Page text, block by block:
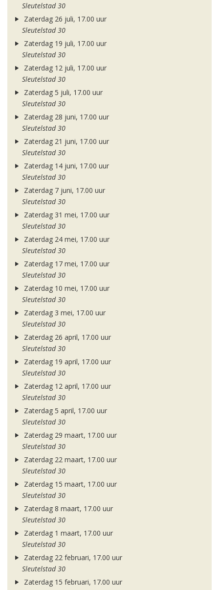
Sleutelstad 30
Zaterdag 26 juli, 17.00 uur
Sleutelstad 30
Zaterdag 19 juli, 17.00 uur
Sleutelstad 30
Zaterdag 12 juli, 17.00 uur
Sleutelstad 30
Zaterdag 5 juli, 17.00 uur
Sleutelstad 30
Zaterdag 28 juni, 17.00 uur
Sleutelstad 30
Zaterdag 21 juni, 17.00 uur
Sleutelstad 30
Zaterdag 14 juni, 17.00 uur
Sleutelstad 30
Zaterdag 7 juni, 17.00 uur
Sleutelstad 30
Zaterdag 31 mei, 17.00 uur
Sleutelstad 30
Zaterdag 24 mei, 17.00 uur
Sleutelstad 30
Zaterdag 17 mei, 17.00 uur
Sleutelstad 30
Zaterdag 10 mei, 17.00 uur
Sleutelstad 30
Zaterdag 3 mei, 17.00 uur
Sleutelstad 30
Zaterdag 26 april, 17.00 uur
Sleutelstad 30
Zaterdag 19 april, 17.00 uur
Sleutelstad 30
Zaterdag 12 april, 17.00 uur
Sleutelstad 30
Zaterdag 5 april, 17.00 uur
Sleutelstad 30
Zaterdag 29 maart, 17.00 uur
Sleutelstad 30
Zaterdag 22 maart, 17.00 uur
Sleutelstad 30
Zaterdag 15 maart, 17.00 uur
Sleutelstad 30
Zaterdag 8 maart, 17.00 uur
Sleutelstad 30
Zaterdag 1 maart, 17.00 uur
Sleutelstad 30
Zaterdag 22 februari, 17.00 uur
Sleutelstad 30
Zaterdag 15 februari, 17.00 uur